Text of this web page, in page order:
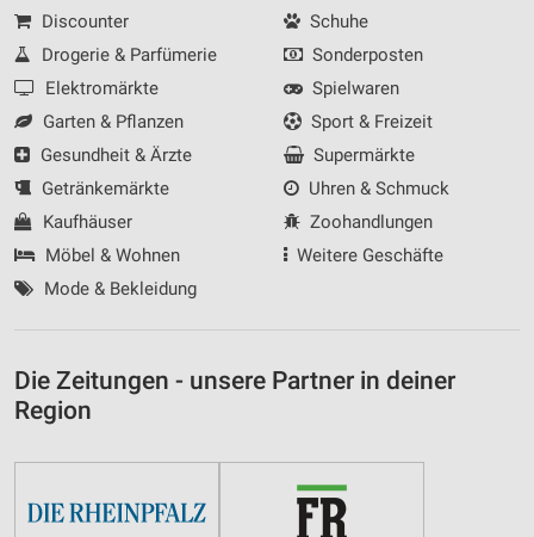
Discounter
Drogerie & Parfümerie
Elektromärkte
Garten & Pflanzen
Gesundheit & Ärzte
Getränkemärkte
Kaufhäuser
Möbel & Wohnen
Mode & Bekleidung
Schuhe
Sonderposten
Spielwaren
Sport & Freizeit
Supermärkte
Uhren & Schmuck
Zoohandlungen
Weitere Geschäfte
Die Zeitungen - unsere Partner in deiner
Region